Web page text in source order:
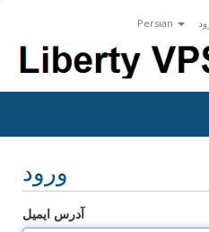
Persian
ورود
آدرس ایمیل